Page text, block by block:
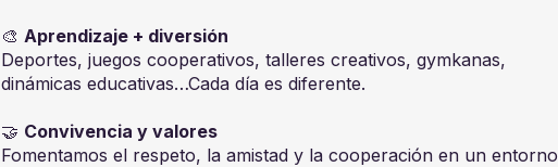
🎨 Aprendizaje + diversión
Deportes, juegos cooperativos, talleres creativos, gymkanas,
dinámicas educativas…Cada día es diferente.
🤝 Convivencia y valores
Fomentamos el respeto, la amistad y la cooperación en un entorno